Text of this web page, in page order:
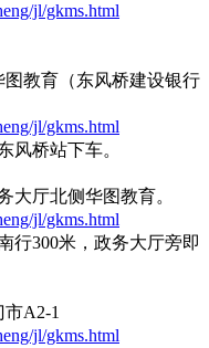
jl/gkms.html
教育（东风桥建设银行
jl/gkms.html
风桥站下车。
大厅北侧华图教育。
jl/gkms.html
行300米，政务大厅旁即
A2-1
jl/gkms.html